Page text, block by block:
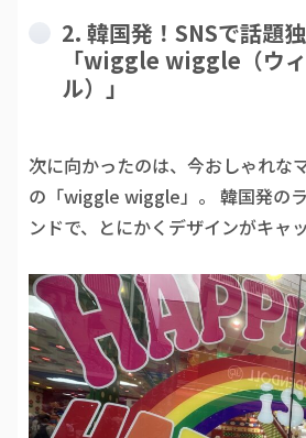
2. 韓国発！SNSで話題
「wiggle wiggle（ウ
ル）」
次に向かったのは、今おしゃれな
の「wiggle wiggle」。 韓国発の
ンドで、とにかくデザインがキャ